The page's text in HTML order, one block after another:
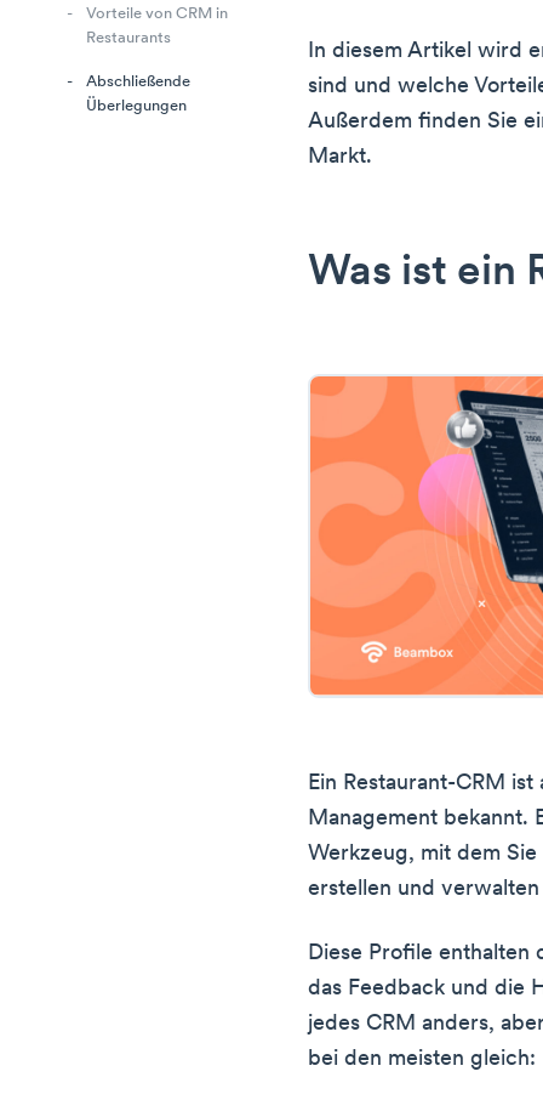
Vorteile von CRM in
Restaurants
Abschließende
Überlegungen
In diesem Artikel wird
sind und welche
Außerdem finden Sie
Markt.
Was ist ein
Ein Restaurant-CRM
Management bekannt.
Werkzeug, mit dem Sie
erstellen und
Diese Profile enthalten
das Feedback und die
jedes CRM anders,
bei den meisten gleich: